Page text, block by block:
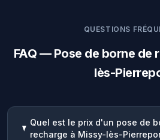
QUESTIONS
FAQ — Pose de borne de
lès-
Quel est le prix d'un pose de
recharge à Missy-lès-